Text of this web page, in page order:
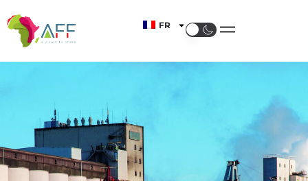
FR